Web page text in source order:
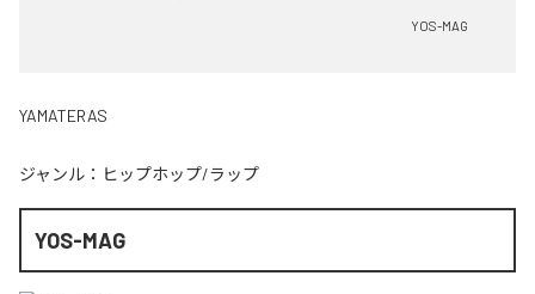
YOS-MAG
YAMATERAS
ジャンル： ヒップホップ/ラップ
YOS-MAG